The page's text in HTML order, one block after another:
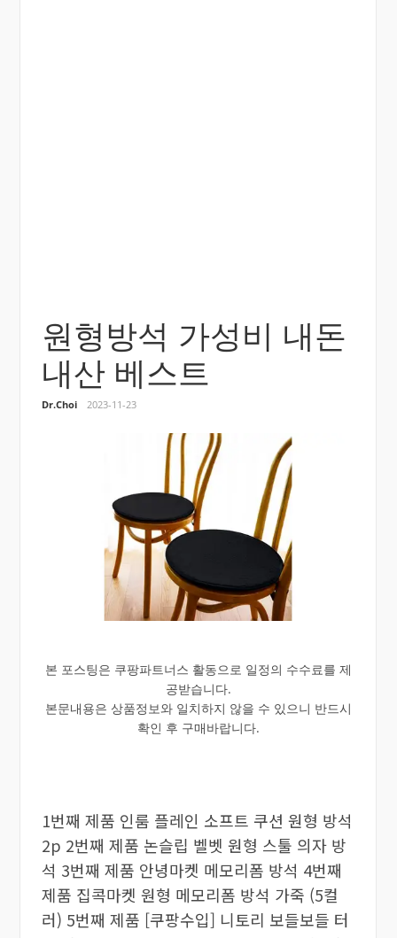
원형방석 가성비 내돈
내산 베스트
Dr.Choi 2023-11-23
본 포스팅은 쿠팡파트너스 활동으로 일정의 수수료를 제
공받습니다.
본문내용은 상품정보와 일치하지 않을 수 있으니 반드시
확인 후 구매바랍니다.
1번째 제품 인룸 플레인 소프트 쿠션 원형 방석
2p 2번째 제품 논슬립 벨벳 원형 스툴 의자 방
석 3번째 제품 안녕마켓 메모리폼 방석 4번째
제품 집콕마켓 원형 메모리폼 방석 가죽 (5컬
러) 5번째 제품 [쿠팡수입] 니토리 보들보들 터